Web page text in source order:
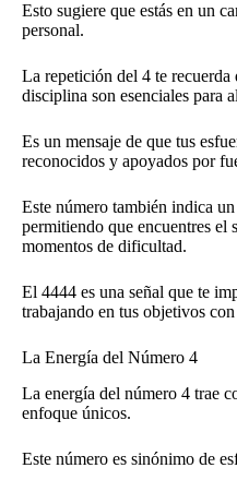
Esto sugiere que estás en un
personal.
La repetición del 4 te
disciplina son esenciales para
Es un mensaje de que tus
reconocidos y apoyados por
Este número también indica
permitiendo que encuentres el
momentos de dificultad.
El 4444 es una señal que te
trabajando en tus objetivos
La Energía del Número 4
La energía del número 4 trae
enfoque únicos.
Este número es sinónimo de